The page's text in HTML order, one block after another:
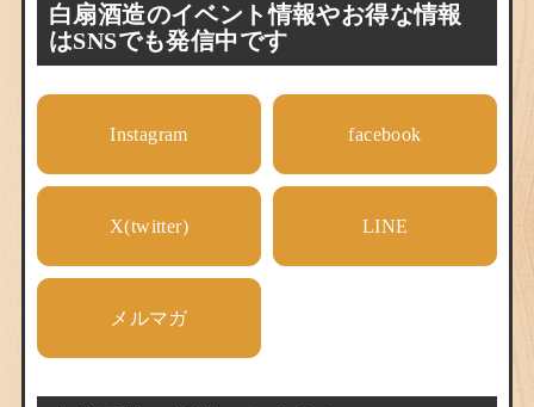
白扇酒造のイベント情報やお得な情報
はSNSでも発信中です
Instagram facebook
X(twitter) LINE
メルマガ